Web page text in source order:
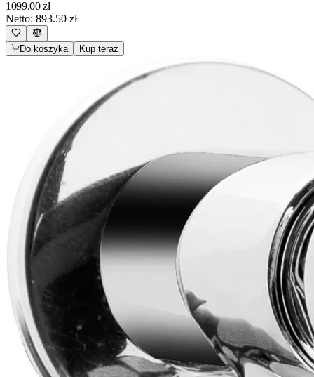
1099.00zł
Netto: 893.50 zł
Do koszyka Kup teraz